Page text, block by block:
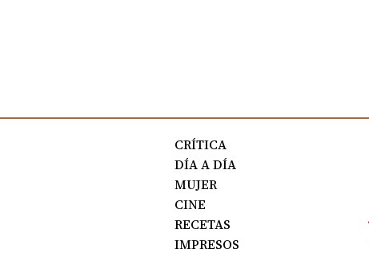
CRÍTICA
DÍA A DÍA
MUJER
CINE
RECETAS
IMPRESOS